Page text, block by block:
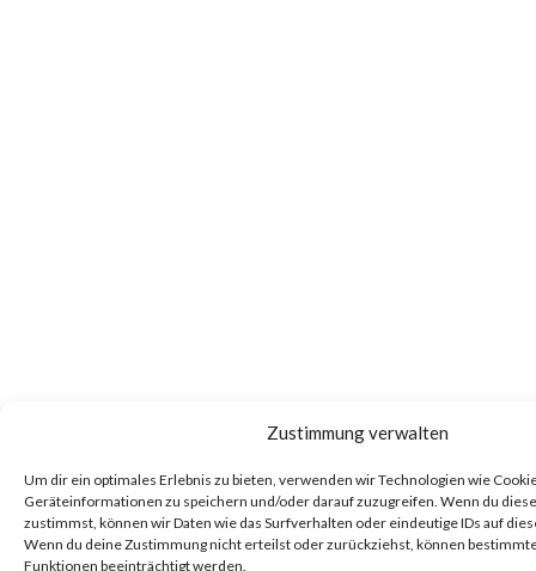
Zustimmung verwalten
Um dir ein optimales Erlebnis zu bieten, verwenden wir Technologien wie
Geräteinformationen zu speichern und/oder darauf zuzugreifen. Wenn du
zustimmst, können wir Daten wie das Surfverhalten oder eindeutige IDs auf
Wenn du deine Zustimmung nicht erteilst oder zurückziehst, können
Funktionen beeinträchtigt werden.